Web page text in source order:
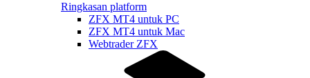
Ringkasan platform
ZFX MT4 untuk PC
ZFX MT4 untuk Mac
Webtrader ZFX